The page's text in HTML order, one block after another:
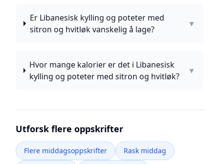
Er Libanesisk kylling og poteter med
sitron og hvitløk vanskelig å lage?
▼
Hvor mange kalorier er det i Libanesisk
kylling og poteter med sitron og hvitløk?
▼
Utforsk flere oppskrifter
Flere middagsoppskrifter
Rask middag